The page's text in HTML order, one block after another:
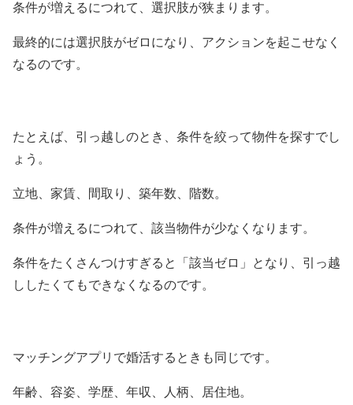
条件が増えるにつれて、選択肢が狭まります。
最終的には選択肢がゼロになり、アクションを起こせなく
なるのです。
たとえば、引っ越しのとき、条件を絞って物件を探すでし
ょう。
立地、家賃、間取り、築年数、階数。
条件が増えるにつれて、該当物件が少なくなります。
条件をたくさんつけすぎると「該当ゼロ」となり、引っ越
ししたくてもできなくなるのです。
マッチングアプリで婚活するときも同じです。
年齢、容姿、学歴、年収、人柄、居住地。